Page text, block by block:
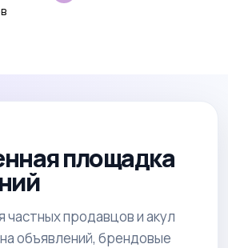
площадка
продавцов и акул
объявлений, брендовые